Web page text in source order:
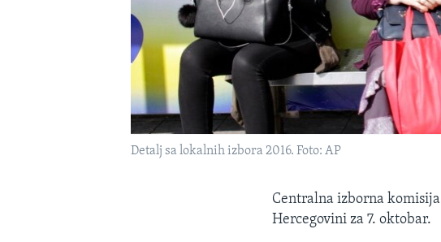
Detalj sa lokalnih izbora 2016. Foto: AP
Centralna izborna
Hercegovini za 7. oktobar.